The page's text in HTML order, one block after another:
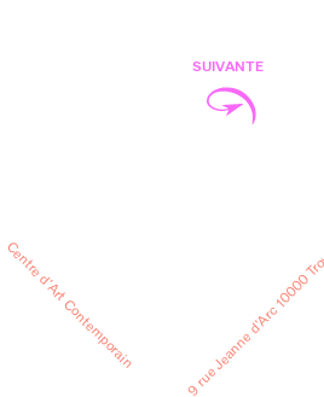
SUIVANTE
Centre d’Art Contemporain 9 rue Jeanne d’Arc